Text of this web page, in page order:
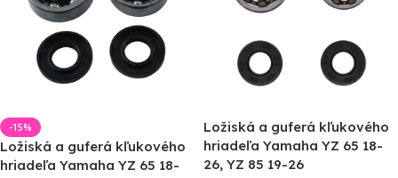
-15%
Ložiská a guferá kľukového
hriadeľa Yamaha YZ 65 18-
Ložiská a guferá kľukového
hriadeľa Yamaha YZ 65 18-
26, YZ 85 19-26